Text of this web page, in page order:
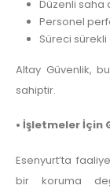
Düzenli
Personel
Süreci
Altay Güvenlik,
sahiptir.
• İşletmeler İçin
Esenyurt’ta
bir koruma